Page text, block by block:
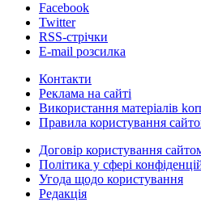
Facebook
Twitter
RSS-стрічки
E-mail розсилка
Контакти
Реклама на сайті
Використання матеріалів
Правила користування
Договір користування
Політика у сфері
Угода щодо користування
Редакція